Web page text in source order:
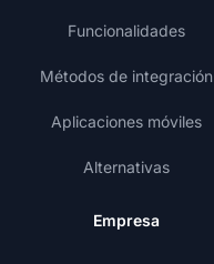
Funcionalidades
Métodos de integración
Aplicaciones móviles
Alternativas
Empresa